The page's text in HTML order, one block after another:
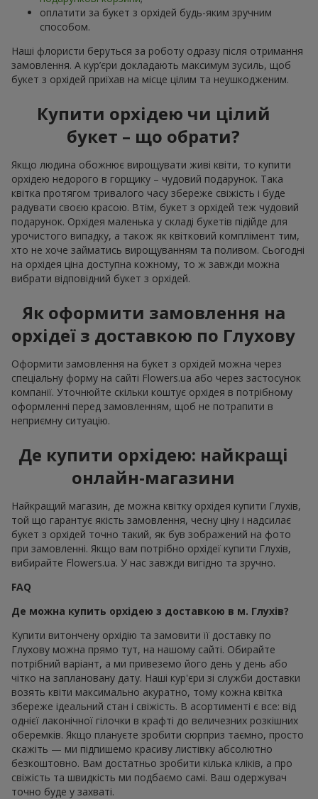
оплатити за букет з орхідей будь-яким зручним
способом.
Наші флористи беруться за роботу одразу після отримання
замовлення. А кур’єри докладають максимум зусиль, щоб
букет з орхідей приїхав на місце цілим та неушкодженим.
Купити орхідею чи цілий
букет – що обрати?
Якщо людина обожнює вирощувати живі квіти, то купити
орхідею недорого в горщику – чудовий подарунок. Така
квітка протягом тривалого часу збереже свіжість і буде
радувати своєю красою. Втім, букет з орхідей теж чудовий
подарунок. Орхідея маленька у складі букетів підійде для
урочистого випадку, а також як квітковий комплімент тим,
хто не хоче займатись вирощуванням та поливом. Сьогодні
на орхідея ціна доступна кожному, то ж завжди можна
вибрати відповідний букет з орхідей.
Як оформити замовлення на
орхідеї з доставкою по Глухову
Оформити замовлення на букет з орхідей можна через
спеціальну форму на сайті Flowers.ua або через застосунок
компанії. Уточнюйте скільки коштує орхідея в потрібному
оформленні перед замовленням, щоб не потрапити в
неприємну ситуацію.
Де купити орхідею: найкращі
онлайн-магазини
Найкращий магазин, де можна квітку орхідея купити Глухів,
той що гарантує якість замовлення, чесну ціну і надсилає
букет з орхідей точно такий, як був зображений на фото
при замовленні. Якщо вам потрібно орхідеї купити Глухів,
вибирайте Flowers.ua. У нас завжди вигідно та зручно.
FAQ
Де можна купить орхідею з доставкою в м. Глухів?
Купити витончену орхідію та замовити її доставку по
Глухову можна прямо тут, на нашому сайті. Обирайте
потрібний варіант, а ми привеземо його день у день або
чітко на заплановану дату. Наші кур'єри зі служби доставки
возять квіти максимально акуратно, тому кожна квітка
збереже ідеальний стан і свіжість. В асортименті є все: від
однієї лаконічної гілочки в крафті до величезних розкішних
оберемків. Якщо плануєте зробити сюрприз таємно, просто
скажіть — ми підпишемо красиву листівку абсолютно
безкоштовно. Вам достатньо зробити кілька кліків, а про
свіжість та швидкість ми подбаємо самі. Ваш одержувач
точно буде у захваті.